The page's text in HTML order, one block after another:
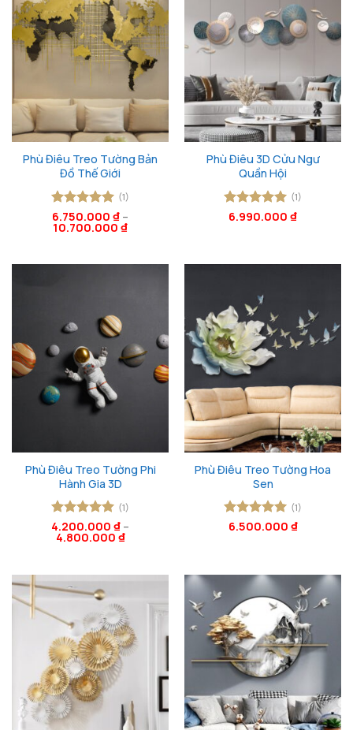
Phù Điêu Treo Tường Bản
Đồ Thế Giới
Được xếp
hạng55
(1)
6.750.000 ₫ –
10.700.000 ₫
Phù Điêu 3D Cửu Ngư
Quần Hội
Được xếp
(1)
6.990.000 ₫
Phù Điêu Treo Tường Phi
Hành Gia 3D
Được xếp
hạng55
(1)
4.200.000 ₫ –
4.800.000 ₫
Phù Điêu Treo Tường Hoa
Sen
Được xếp
(1)
6.500.000 ₫